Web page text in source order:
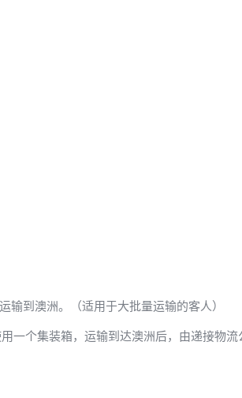
到澳洲。（适用于大批量运输的客人）
一个集装箱，运输到达澳洲后，由递接物